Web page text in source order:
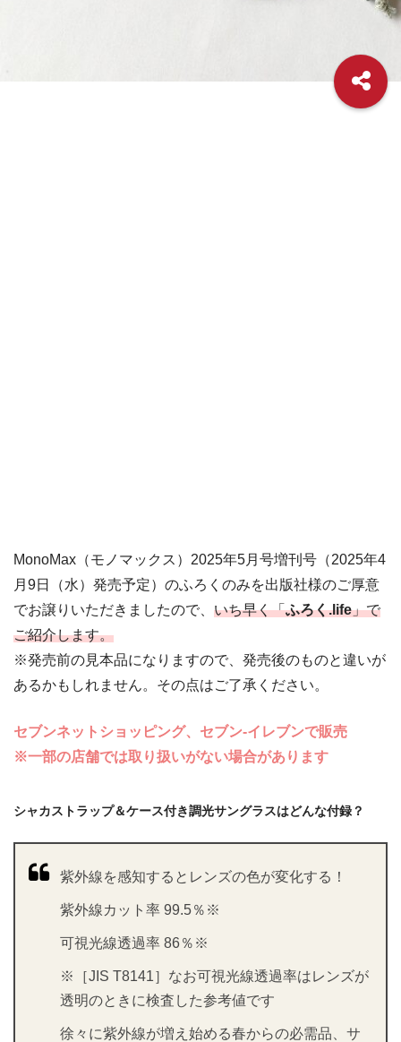
MonoMax（モノマックス）2025年5月号増刊号（2025年4
月9日（水）発売予定）のふろくのみを出版社様のご厚意
でお譲りいただきましたので、 いち早く「ふろく.life」で
ご紹介します。
※発売前の見本品になりますので、発売後のものと違いが
あるかもしれません。その点はご了承ください。
セブンネットショッピング、セブン‐イレブンで販売
※一部の店舗では取り扱いがない場合があります
シャカストラップ＆ケース付き調光サングラスはどんな付録？
紫外線を感知するとレンズの色が変化する！
紫外線カット率 99.5％※
可視光線透過率 86％※
※［JIS T8141］なお可視光線透過率はレンズが
透明のときに検査した参考値です
徐々に紫外線が増え始める春からの必需品、サ